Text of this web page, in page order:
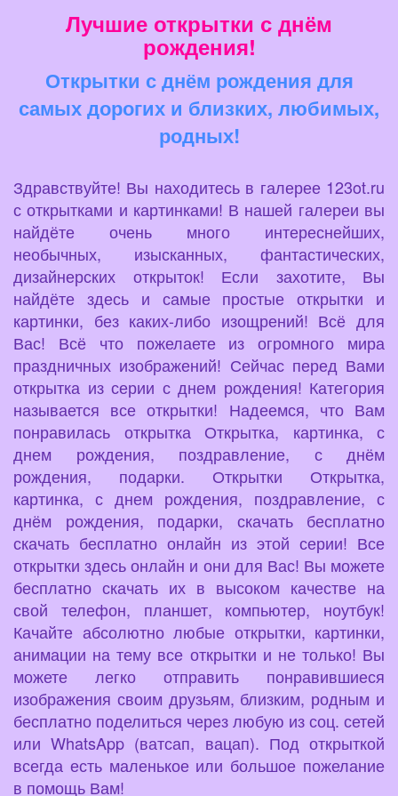
Лучшие открытки с днём
рождения!
Открытки с днём рождения для
самых дорогих и близких, любимых,
родных!
Здравствуйте! Вы находитесь в галерее 123ot.ru
с открытками и картинками! В нашей галереи вы
найдёте очень много интереснейших,
необычных, изысканных, фантастических,
дизайнерских открыток! Если захотите, Вы
найдёте здесь и самые простые открытки и
картинки, без каких-либо изощрений! Всё для
Вас! Всё что пожелаете из огромного мира
праздничных изображений! Сейчас перед Вами
открытка из серии с днем рождения! Категория
называется все открытки! Надеемся, что Вам
понравилась открытка Открытка, картинка, с
днем рождения, поздравление, с днём
рождения, подарки. Открытки Открытка,
картинка, с днем рождения, поздравление, с
днём рождения, подарки, скачать бесплатно
скачать бесплатно онлайн из этой серии! Все
открытки здесь онлайн и они для Вас! Вы можете
бесплатно скачать их в высоком качестве на
свой телефон, планшет, компьютер, ноутбук!
Качайте абсолютно любые открытки, картинки,
анимации на тему все открытки и не только! Вы
можете легко отправить понравившиеся
изображения своим друзьям, близким, родным и
бесплатно поделиться через любую из соц. сетей
или WhatsApp (ватсап, вацап). Под открыткой
всегда есть маленькое или большое пожелание
в помощь Вам!